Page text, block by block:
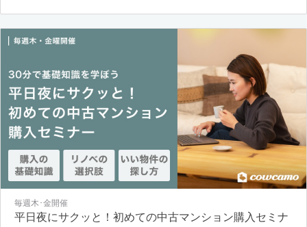
毎週木･金開催
平日夜にサクッと！初めての中古マンション購入セミナ